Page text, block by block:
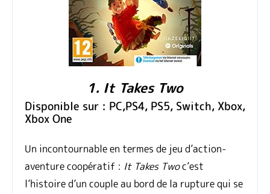
1. It Takes Two
Disponible sur : PC,PS4, PS5, Switch, Xbox,
Xbox One
Un incontournable en termes de jeu d’action-
aventure coopératif : It Takes Twoc’est
l’histoire d’un couple au bord de la rupture qui se